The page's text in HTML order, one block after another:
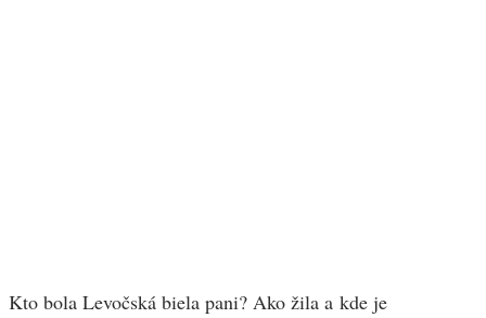
Kto bola Levočská biela pani? Ako žila a kde je